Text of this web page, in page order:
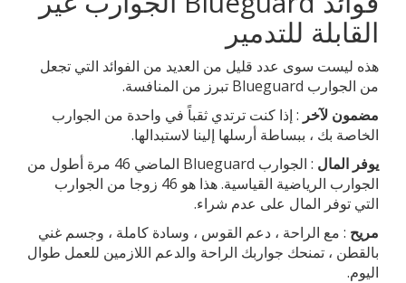
القابلة للتدمير
هذه ليست سوى عدد قليل من العديد من الفوائد التي تجعل
من الجوارب Blueguard تبرز من المنافسة.
مضمون لآخر : إذا كنت ترتدي ثقباً في واحدة من الجوارب
الخاصة بك ، ببساطة أرسلها إلينا لاستبدالها.
يوفر المال
: الجوارب Blueguard الماضي 46 مرة أطول من
الجوارب الرياضية القياسية. هذا هو 46 زوجا من الجوارب
التي توفر المال على عدم شراء.
مريح : مع الراحة ، دعم القوس ، وسادة كاملة ، وجسم غني
بالقطن ، تمنحك جواربك الراحة والدعم اللازمين للعمل طوال
اليوم.